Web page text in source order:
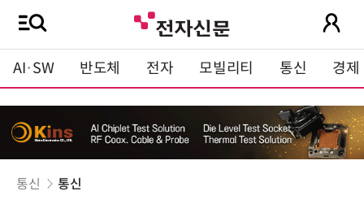
AI·SW 반도체 전자 모빌리티 통신 경제
통신 통신